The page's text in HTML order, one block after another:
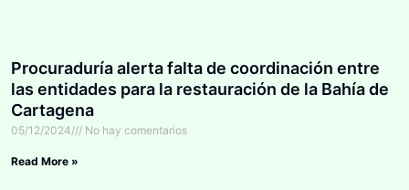
Procuraduría alerta falta de coordinación entre
las entidades para la restauración de la Bahía de
Cartagena
05/12/2024 No hay comentarios
Read More »